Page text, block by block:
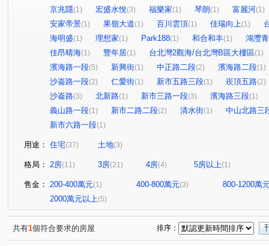
京兆隱(1) 宏盛水悅(3) 福樂家(1) 琴朗(1) 富麗河(1)
安家帝景(1) 果嶺大道(1) 百川雲頂(1) 佳瑞向上(1)
海明盛(1) 理想家(1) Park188(1) 和合和丰(1)
鴻灃青
佳昂晴海(1) 豐年居(1) 台北灣2觀海/台北灣B區大樓區(1)
濱海路一段(5) 新興街(1) 中正路二段(2) 濱海路二段(1)
沙崙路一段(2) 仁愛街(1) 新市五路三段(1) 崁頂五路(2)
沙崙路(3) 北新路(1) 新市三路一段(3) 濱海路三段(1)
義山路一段(1) 新市二路二段(2) 清水街(1)
中山北路三
新市六路一段(1)
用途： 住宅(37) 土地(3)
格局： 2房(11) 3房(21) 4房(4) 5房以上(1)
售金： 200-400萬元(1) 400-800萬元(3)
800-1200萬
2000萬元以上(5)
共有1個符合要求的房屋 排序：